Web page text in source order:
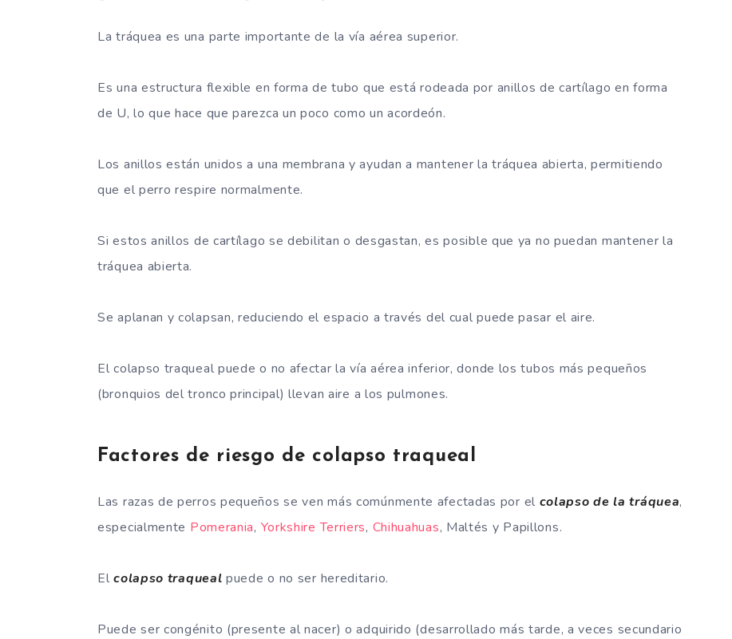
La tráquea es una parte importante de la vía aérea superior.
Es una estructura flexible en forma de tubo que está rodeada por anillos de cartílago en forma
de U, lo que hace que parezca un poco como un acordeón.
Los anillos están unidos a una membrana y ayudan a mantener la tráquea abierta, permitiendo
que el perro respire normalmente.
Si estos anillos de cartílago se debilitan o desgastan, es posible que ya no puedan mantener la
tráquea abierta.
Se aplanan y colapsan, reduciendo el espacio a través del cual puede pasar el aire.
El colapso traqueal puede o no afectar la vía aérea inferior, donde los tubos más pequeños
(bronquios del tronco principal) llevan aire a los pulmones.
Factores de riesgo de colapso traqueal
Las razas de perros pequeños se ven más comúnmente afectadas por el colapso de la tráquea,
especialmente Pomerania, Yorkshire Terriers, Chihuahuas, Maltés y Papillons.
Elcolapso traquealpuede o no ser hereditario.
Puede ser congénito (presente al nacer) o adquirido (desarrollado más tarde, a veces secundario